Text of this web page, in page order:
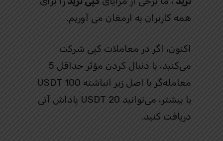
همه کاربران به ارمغان می آوریم.
اکنون، اگر در معاملات کپی شرکت
می‌کنید، با دنبال کردن مؤثر حداقل 5
معامله‌گر با اصل زیر انباشته 100 USDT
یا بیشتر، می‌توانید 20 USDT پاداش آتی
دریافت کنید.